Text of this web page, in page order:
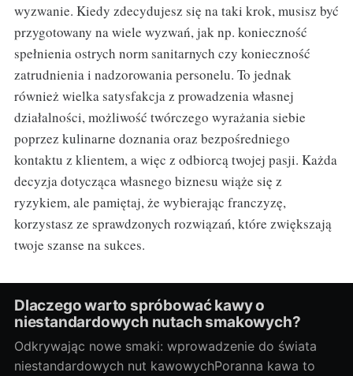
wyzwanie. Kiedy zdecydujesz się na taki krok, musisz być
przygotowany na wiele wyzwań, jak np. konieczność
spełnienia ostrych norm sanitarnych czy konieczność
zatrudnienia i nadzorowania personelu. To jednak
również wielka satysfakcja z prowadzenia własnej
działalności, możliwość twórczego wyrażania siebie
poprzez kulinarne doznania oraz bezpośredniego
kontaktu z klientem, a więc z odbiorcą twojej pasji. Każda
decyzja dotycząca własnego biznesu wiąże się z
ryzykiem, ale pamiętaj, że wybierając franczyzę,
korzystasz ze sprawdzonych rozwiązań, które zwiększają
twoje szanse na sukces.
Dlaczego warto spróbować kawy o
niestandardowych nutach smakowych?
Odkrywając nowe smaki: wprowadzenie do świata
niestandardowych nut kawowychPoranna kawa to